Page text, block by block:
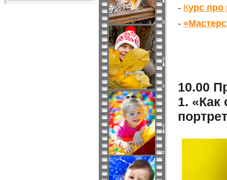
- Курс про
-
10.00
1. «Как